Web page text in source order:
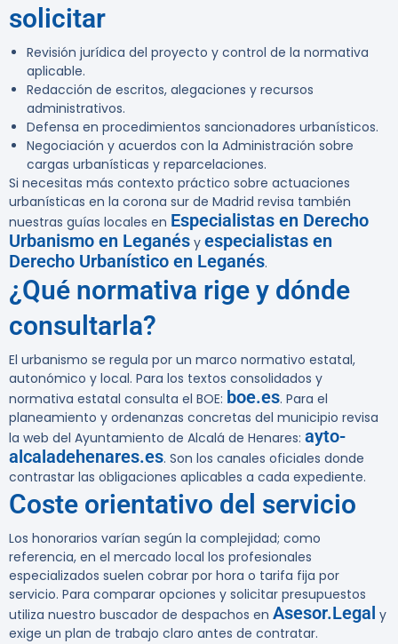
solicitar
Revisión jurídica del proyecto y control de la normativa
aplicable.
Redacción de escritos, alegaciones y recursos
administrativos.
Defensa en procedimientos sancionadores urbanísticos.
Negociación y acuerdos con la Administración sobre
cargas urbanísticas y reparcelaciones.
Si necesitas más contexto práctico sobre actuaciones
urbanísticas en la corona sur de Madrid revisa también
nuestras guías locales en Especialistas en Derecho
Urbanismo en Leganés y especialistas en
Derecho Urbanístico en Leganés.
¿Qué normativa rige y dónde
consultarla?
El urbanismo se regula por un marco normativo estatal,
autonómico y local. Para los textos consolidados y
normativa estatal consulta el BOE: boe.es. Para el
planeamiento y ordenanzas concretas del municipio revisa
la web del Ayuntamiento de Alcalá de Henares: ayto-
alcaladehenares.es. Son los canales oficiales donde
contrastar las obligaciones aplicables a cada expediente.
Coste orientativo del servicio
Los honorarios varían según la complejidad; como
referencia, en el mercado local los profesionales
especializados suelen cobrar por hora o tarifa fija por
servicio. Para comparar opciones y solicitar presupuestos
utiliza nuestro buscador de despachos en Asesor.Legal y
exige un plan de trabajo claro antes de contratar.